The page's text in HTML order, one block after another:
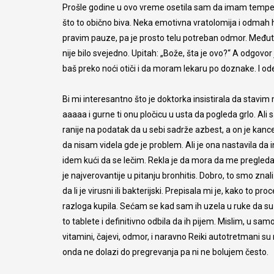
Prošle godine u ovo vreme osetila sam da imam
što to obično biva. Neka emotivna vratolomija i
pravim pauze, pa je prosto telu potreban odmor.
nije bilo svejedno. Upitah: „Bože, šta je ovo?“ A
baš preko noći otiči i da moram lekaru po doznake. I
Bi mi interesantno što je doktorka insistirala da stavim
aaaaa i gurne ti onu pločicu u usta da pogleda grlo. Ali
ranije na podatak da u sebi sadrže azbest, a on je
da nisam videla gde je problem. Ali je ona nastavila
idem kući da se lečim. Rekla je da mora da me
je najverovantije u pitanju bronhitis. Dobro, to smo
da li je virusni ili bakterijski. Prepisala mi je, kako to
razloga kupila. Sećam se kad sam ih uzela u ruke da
to tablete i definitivno odbila da ih pijem. Mislim, u
vitamini, čajevi, odmor, i naravno Reiki autotretmani
onda ne dolazi do pregrevanja pa ni ne bolujem često.